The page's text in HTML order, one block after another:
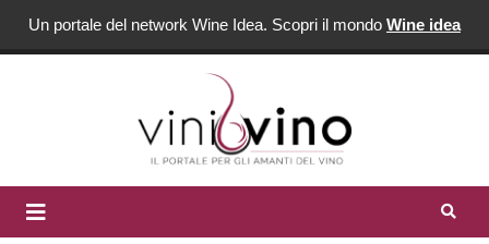
Un portale del network Wine Idea. Scopri il mondo Wine idea